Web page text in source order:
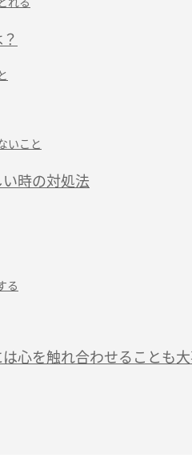
いこと
時の対処法
る
心を触れ合わせることも